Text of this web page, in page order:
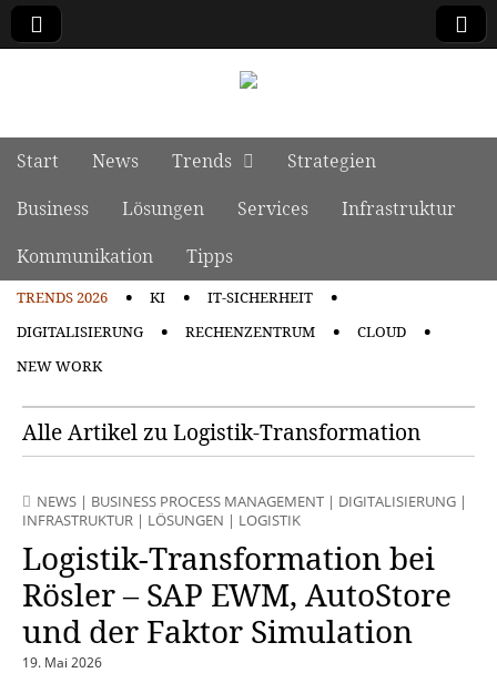
Main menu
Skip to content
Start News Trends
Strategien
Business
Lösungen Services
Infrastruktur
Kommunikation
Tipps
TRENDS 2026 KI
IT-SICHERHEIT
DIGITALISIERUNG
RECHENZENTRUM
CLOUD
NEW WORK
Alle Artikel zu Logistik-Transformation
NEWS | BUSINESS PROCESS MANAGEMENT | DIGITALISIERUNG |
INFRASTRUKTUR | LÖSUNGEN | LOGISTIK
Logistik-Transformation bei
Rösler – SAP EWM, AutoStore
und der Faktor Simulation
19. Mai 2026